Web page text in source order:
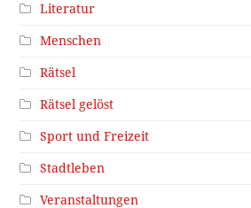
Literatur
Menschen
Rätsel
Rätsel gelöst
Sport und Freizeit
Stadtleben
Veranstaltungen